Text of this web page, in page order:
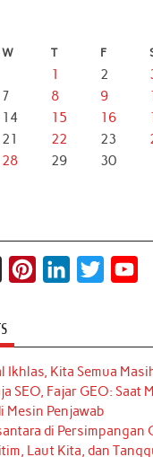
W T F
1 2
7 8 9
14 15 16
21 22 23
28 29
30
k
T
o
k
t
e
r
e
k
e
d
I
t
t
r
T
u
e
Ikhlas, Kita Semua
SEO, Fajar GEO: Saat
Mesin Penjawab
di Persimpangan
Laut Kita, dan